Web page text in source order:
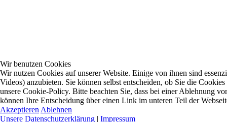
Wir benutzen Cookies
Wir nutzen Cookies auf unserer Website. Einige von ihnen sind
Videos) anzubieten. Sie können selbst entscheiden, ob Sie die
unsere Cookie-Policy. Bitte beachten Sie, dass bei einer Ablehnung
können Ihre Entscheidung über einen Link im unteren Teil der
Akzeptieren Ablehnen
Unsere Datenschutzerklärung | Impressum